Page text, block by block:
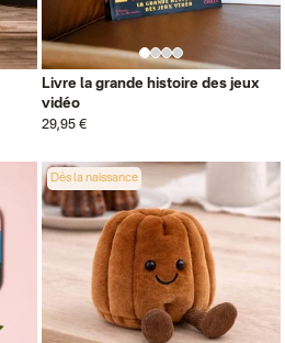
Livre la grande histoire des jeux
vidéo
29,95 €
Dès la naissance